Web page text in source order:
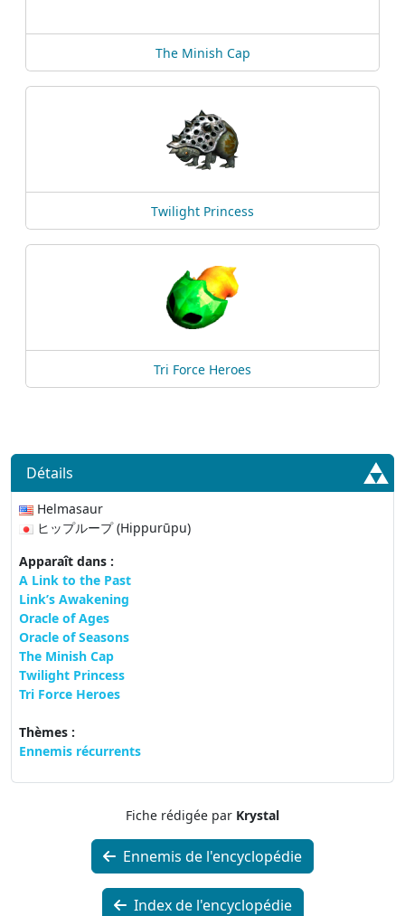
The Minish Cap
Twilight Princess
Tri Force Heroes
Détails
Helmasaur
ヒップループ (Hippurūpu)
Apparaît dans :
A Link to the Past
Link’s Awakening
Oracle of Ages
Oracle of Seasons
The Minish Cap
Twilight Princess
Tri Force Heroes
Thèmes :
Ennemis récurrents
Fiche rédigée par Krystal
Ennemis de l'encyclopédie
Index de l'encyclopédie